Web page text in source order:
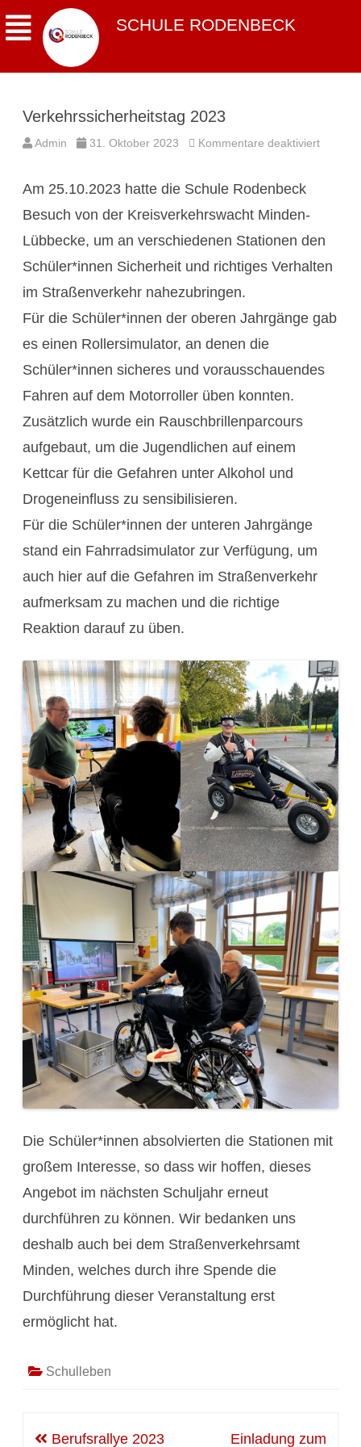
SCHULE RODENBECK
Verkehrssicherheitstag 2023
Admin 31. Oktober 2023 Kommentare deaktiviertfür
Am 25.10.2023 hatte die Schule Rodenbeck
Besuch von der Kreisverkehrswacht Minden-
Lübbecke, um an verschiedenen Stationen den
Schüler*innen Sicherheit und richtiges Verhalten
im Straßenverkehr nahezubringen.
Für die Schüler*innen der oberen Jahrgänge gab
es einen Rollersimulator, an denen die
Schüler*innen sicheres und vorausschauendes
Fahren auf dem Motorroller üben konnten.
Zusätzlich wurde ein Rauschbrillenparcours
aufgebaut, um die Jugendlichen auf einem
Kettcar für die Gefahren unter Alkohol und
Drogeneinfluss zu sensibilisieren.
Für die Schüler*innen der unteren Jahrgänge
stand ein Fahrradsimulator zur Verfügung, um
auch hier auf die Gefahren im Straßenverkehr
aufmerksam zu machen und die richtige
Reaktion darauf zu üben.
Die Schüler*innen absolvierten die Stationen mit
großem Interesse, so dass wir hoffen, dieses
Angebot im nächsten Schuljahr erneut
durchführen zu können. Wir bedanken uns
deshalb auch bei dem Straßenverkehrsamt
Minden, welches durch ihre Spende die
Durchführung dieser Veranstaltung erst
ermöglicht hat.
Schulleben
Beitragsnavigation
Berufsrallye 2023 Einladung zum